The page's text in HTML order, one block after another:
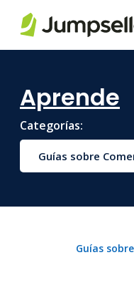
Aprende
Categorías:
Guías sobre
Guías